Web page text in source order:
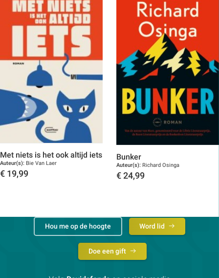
Met niets is het ook altijd iets
Auteur(s): Bie Van Laer
€ 19,99
Bunker
Auteur(s): Richard Osinga
€ 24,99
Hou me op de hoogte Word lid
Doe een gift